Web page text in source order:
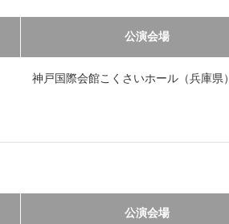
公演会場
神戸国際会館こくさいホール（兵庫県）
公演会場